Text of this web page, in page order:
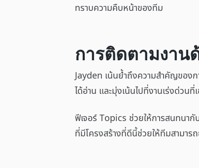
ทราบความคืบหน้าของทีม
การติดตามงาน
Jayden เน้นย้ำถึงความสำคัญของก
ได้อ่าน และมุ่งเน้นไปที่งานเร่งด่วนที่
ฟีเจอร์ Topics ช่วยให้การสนทนา
ที่มีโครงสร้างที่ดีนี้ช่วยให้ทีมสามาร